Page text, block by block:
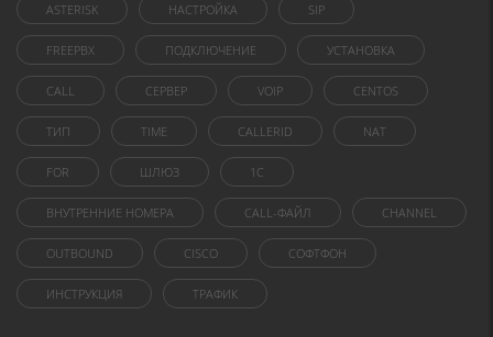
ASTERISK НАСТРОЙКА SIP
FREEPBX ПОДКЛЮЧЕНИЕ УСТАНОВКА
CALL СЕРВЕР VOIP CENTOS
ТИП TIME CALLERID NAT
FOR ШЛЮЗ 1C
ВНУТРЕННИЕ НОМЕРА CALL-ФАЙЛ CHANNEL
OUTBOUND CISCO СОФТФОН
ИНСТРУКЦИЯ ТРАФИК